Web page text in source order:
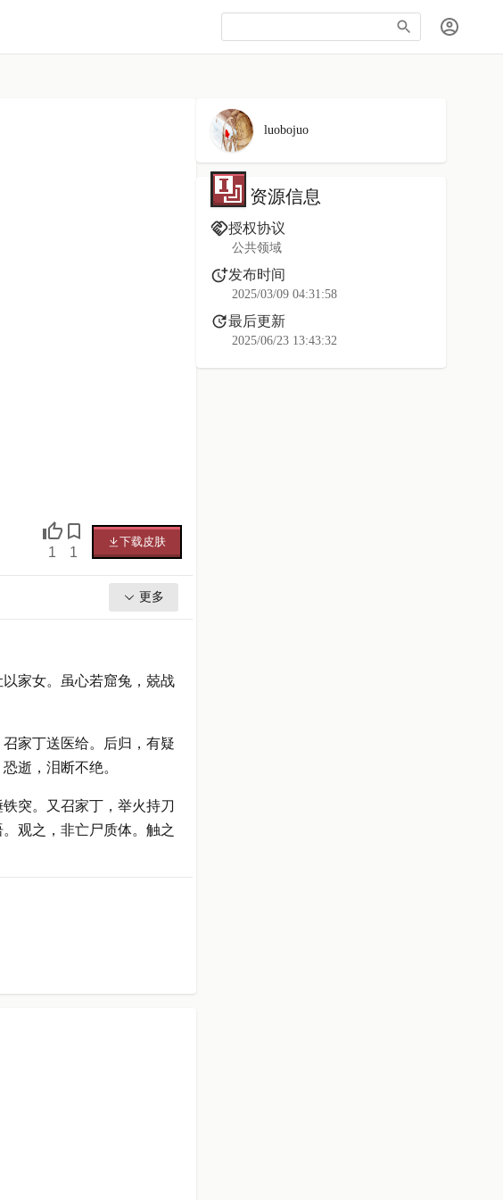
1 1
下载皮肤
更多
家女。虽心若窟兔，兢战
家丁送医给。后归，有疑
逝，泪断不绝。
突。又召家丁，举火持刀
观之，非亡尸质体。触之
luobojuo
资源信息
授权协议
公共领域
发布时间
2025/03/09 04:31:58
最后更新
2025/06/23 13:43:32